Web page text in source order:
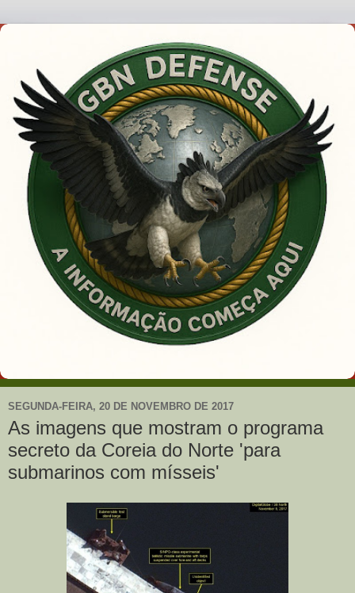
SEGUNDA-FEIRA, 20 DE NOVEMBRO DE 2017
As imagens que mostram o programa
secreto da Coreia do Norte 'para
submarinos com mísseis'